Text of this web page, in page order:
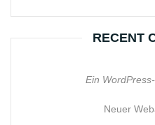
RECENT
Ein
Neuer